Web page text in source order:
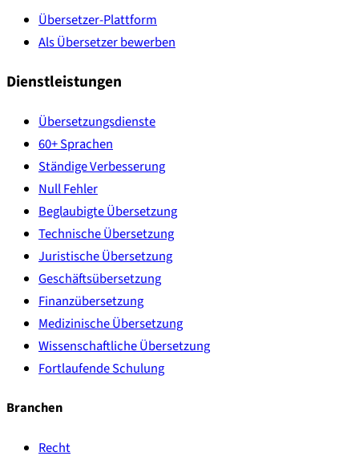
Übersetzer-Plattform
Als Übersetzer bewerben
Dienstleistungen
Übersetzungsdienste
60+ Sprachen
Ständige Verbesserung
Null Fehler
Beglaubigte Übersetzung
Technische Übersetzung
Juristische Übersetzung
Geschäftsübersetzung
Finanzübersetzung
Medizinische Übersetzung
Wissenschaftliche Übersetzung
Fortlaufende Schulung
Branchen
Recht